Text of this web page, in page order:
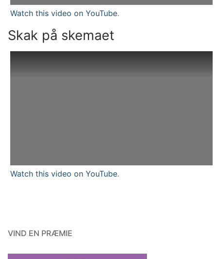
Watch this video on YouTube.
Skak på skemaet
Watch this video on YouTube.
VIND EN PRÆMIE